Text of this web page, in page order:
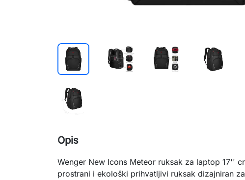
Opis
Wenger New Icons Meteor ruksak za laptop 17''
prostrani i ekološki prihvatljivi ruksak dizajniran